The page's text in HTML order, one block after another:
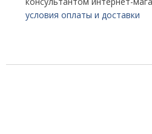
условия оплаты и доставки